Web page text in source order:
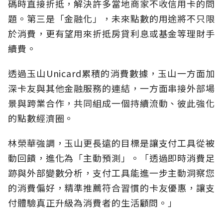
碼時直接折抵，解決許多當地商家不收信用卡的問
題。第三是「金融化」，未來點數的用途將不只限
於消費，更有望用來折抵房貸利息或基金等理財手
續費。
透過玉山Unicard累積的消費數據，玉山一方面加
深卡友與其他金融服務的連結，一方面串接外部場
景與跨業合作，共同組成一個持續流動、彼此強化
的點數經濟圈。
林榮華強調，玉山更長遠的目標是讓支付工具從被
動回饋，進化為「主動預測」。「透過即時消費足
跡與外部變數分析，支付工具能進一步主動洞察您
的消費偏好，精準推薦符合習慣的卡友優惠，讓支
付體驗真正升級為消費者的生活顧問。」